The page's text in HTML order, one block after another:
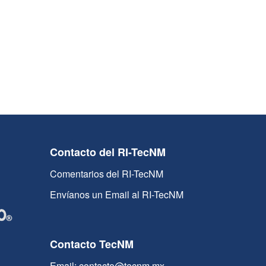
Contacto del RI-TecNM
Comentarios del RI-TecNM
Envíanos un Email al RI-TecNM
Contacto TecNM